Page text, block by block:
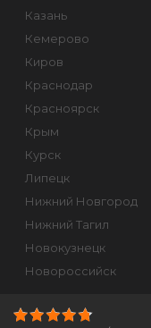
Казань
Кемерово
Киров
Краснодар
Красноярск
Крым
Курск
Липецк
Нижний Новгород
Нижний Тагил
Новокузнецк
Новороссийск